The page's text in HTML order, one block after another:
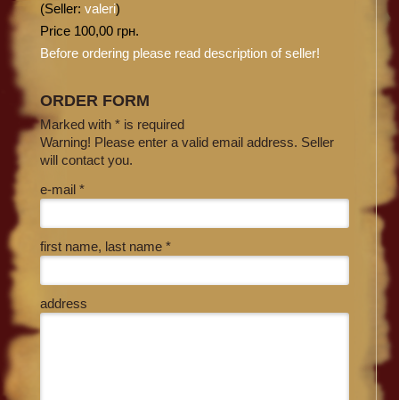
(Seller: valeri)
Price 100,00 грн.
Before ordering please read description of seller!
ORDER FORM
Marked with * is required
Warning! Please enter a valid email address. Seller
will contact you.
e-mail *
first name, last name *
address